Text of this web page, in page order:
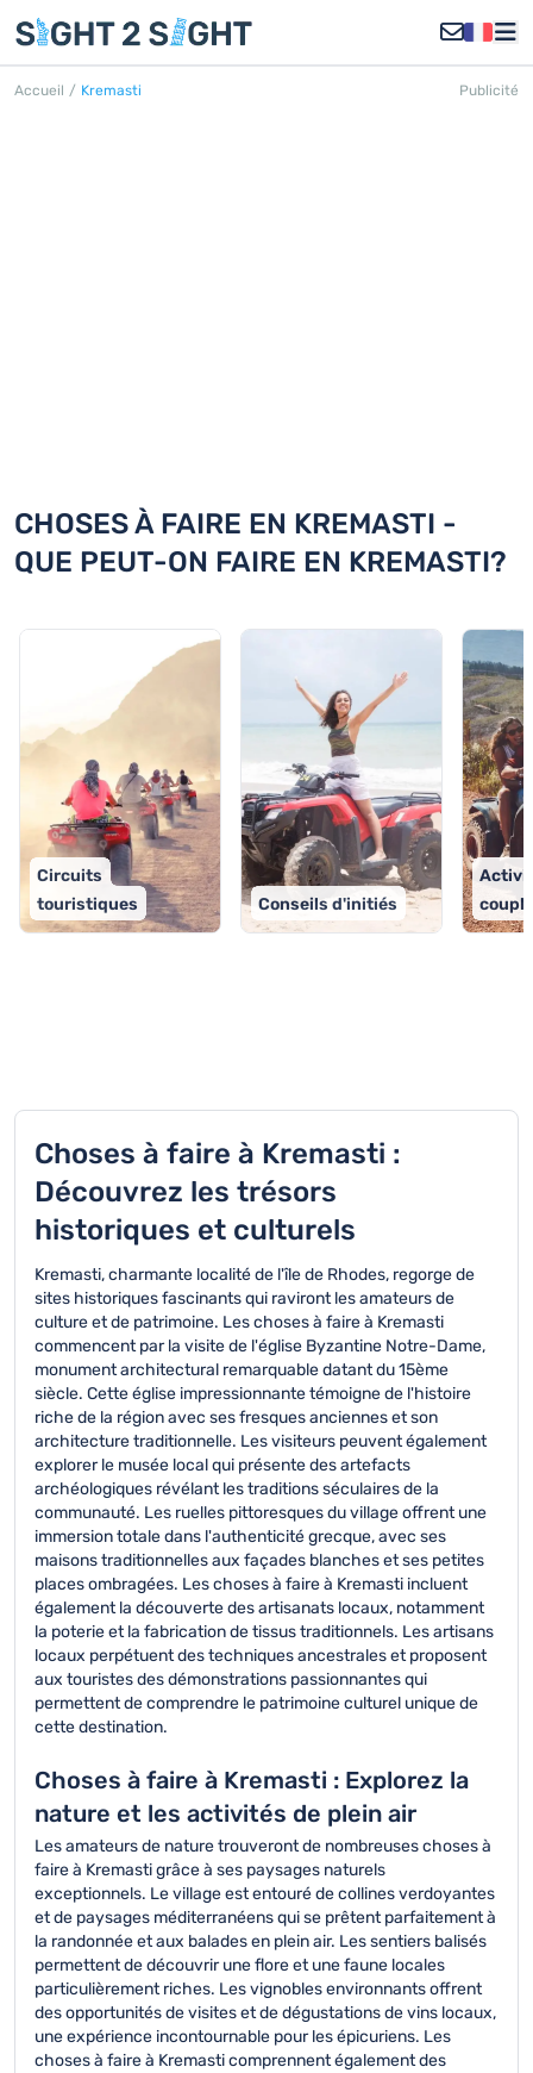
Accueil / Kremasti Publicité
CHOSES À FAIRE EN KREMASTI -
QUE PEUT-ON FAIRE EN KREMASTI?
Circuits
touristiques
Conseils d'initiés
Choses à faire à Kremasti :
Découvrez les trésors
historiques et culturels
Kremasti, charmante localité de l'île de Rhodes, regorge de
sites historiques fascinants qui raviront les amateurs de
culture et de patrimoine. Les choses à faire à Kremasti
commencent par la visite de l'église Byzantine Notre-Dame,
monument architectural remarquable datant du 15ème
siècle. Cette église impressionnante témoigne de l'histoire
riche de la région avec ses fresques anciennes et son
architecture traditionnelle. Les visiteurs peuvent également
explorer le musée local qui présente des artefacts
archéologiques révélant les traditions séculaires de la
communauté. Les ruelles pittoresques du village offrent une
immersion totale dans l'authenticité grecque, avec ses
maisons traditionnelles aux façades blanches et ses petites
places ombragées. Les choses à faire à Kremasti incluent
également la découverte des artisanats locaux, notamment
la poterie et la fabrication de tissus traditionnels. Les artisans
locaux perpétuent des techniques ancestrales et proposent
aux touristes des démonstrations passionnantes qui
permettent de comprendre le patrimoine culturel unique de
cette destination.
Choses à faire à Kremasti : Explorez la
nature et les activités de plein air
Les amateurs de nature trouveront de nombreuses choses à
faire à Kremasti grâce à ses paysages naturels
exceptionnels. Le village est entouré de collines verdoyantes
et de paysages méditerranéens qui se prêtent parfaitement à
la randonnée et aux balades en plein air. Les sentiers balisés
permettent de découvrir une flore et une faune locales
particulièrement riches. Les vignobles environnants offrent
des opportunités de visites et de dégustations de vins locaux,
une expérience incontournable pour les épicuriens. Les
choses à faire à Kremasti comprennent également des